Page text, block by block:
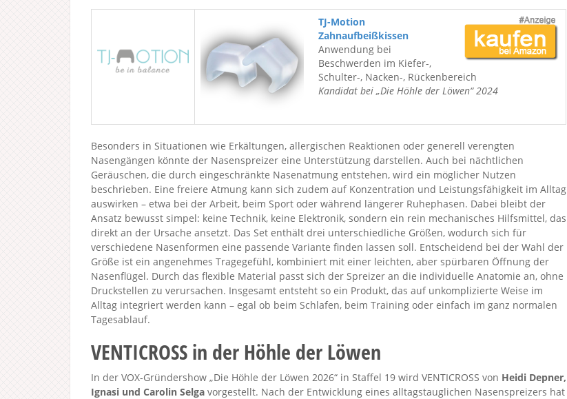
TJ-Motion
Zahnaufbeißkissen
Anwendung bei
Beschwerden im Kiefer-,
Schulter-, Nacken-, Rückenbereich
Kandidat bei „Die Höhle der Löwen“ 2024
Besonders in Situationen wie Erkältungen, allergischen Reaktionen oder generell verengten
Nasengängen könnte der Nasenspreizer eine Unterstützung darstellen. Auch bei nächtlichen
Geräuschen, die durch eingeschränkte Nasenatmung entstehen, wird ein möglicher Nutzen
beschrieben. Eine freiere Atmung kann sich zudem auf Konzentration und Leistungsfähigkeit im Alltag
auswirken – etwa bei der Arbeit, beim Sport oder während längerer Ruhephasen. Dabei bleibt der
Ansatz bewusst simpel: keine Technik, keine Elektronik, sondern ein rein mechanisches Hilfsmittel, das
direkt an der Ursache ansetzt. Das Set enthält drei unterschiedliche Größen, wodurch sich für
verschiedene Nasenformen eine passende Variante finden lassen soll. Entscheidend bei der Wahl der
Größe ist ein angenehmes Tragegefühl, kombiniert mit einer leichten, aber spürbaren Öffnung der
Nasenflügel. Durch das flexible Material passt sich der Spreizer an die individuelle Anatomie an, ohne
Druckstellen zu verursachen. Insgesamt entsteht so ein Produkt, das auf unkomplizierte Weise im
Alltag integriert werden kann – egal ob beim Schlafen, beim Training oder einfach im ganz normalen
Tagesablauf.
VENTICROSS in der Höhle der Löwen
In der VOX-Gründershow „Die Höhle der Löwen 2026“ in Staffel 19 wird VENTICROSS von Heidi Depner,
Ignasi und Carolin Selga vorgestellt. Nach der Entwicklung eines alltagstauglichen Nasenspreizers hat